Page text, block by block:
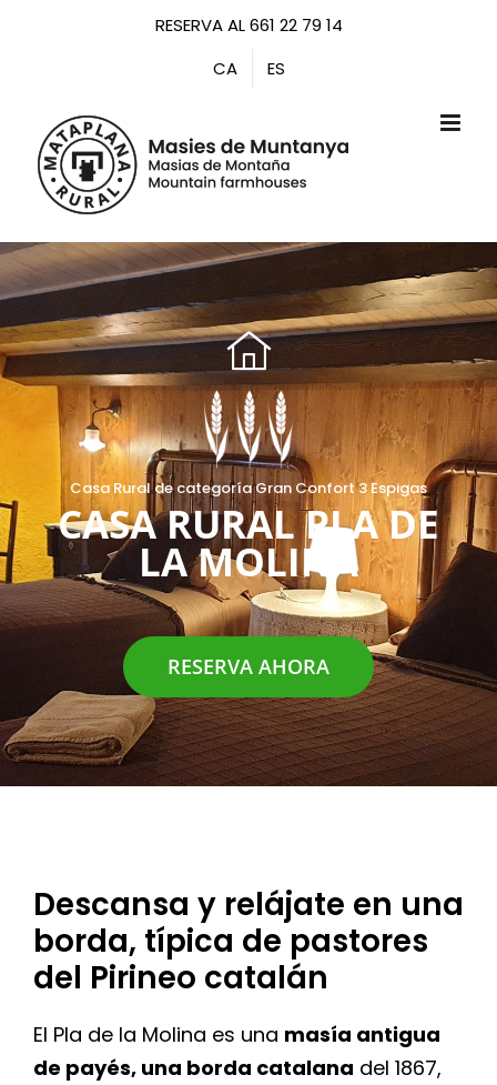
RESERVA AL 661 22 79 14
CA
ES
Casa Rural de categoría Gran Confort 3 Espigas
CASA RURAL PLA DE
LA MOLINA
RESERVA AHORA
Descansa y relájate en una
borda, típica de pastores
del Pirineo catalán
El Pla de la Molina es una masía antigua
de payés, una borda catalana del 1867,